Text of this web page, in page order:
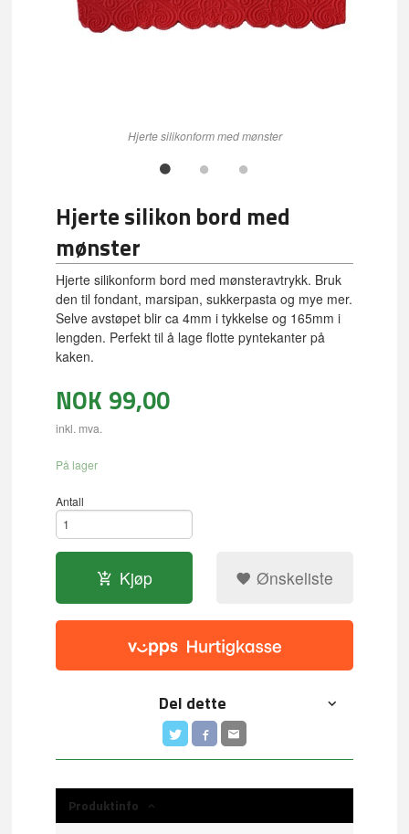
Hjerte silikonform med mønster
Hjerte silikon bord med
mønster
Hjerte silikonform bord med mønsteravtrykk. Bruk
den til fondant, marsipan, sukkerpasta og mye mer.
Selve avstøpet blir ca 4mm i tykkelse og 165mm i
lengden. Perfekt til å lage flotte pyntekanter på
kaken.
NOK 99,00
inkl. mva.
På lager
Antall
Kjøp Ønskeliste
Del dette
Produktinfo